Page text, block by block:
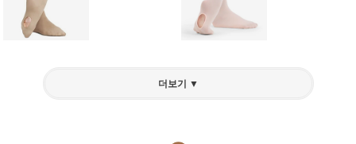
더보기 ▼